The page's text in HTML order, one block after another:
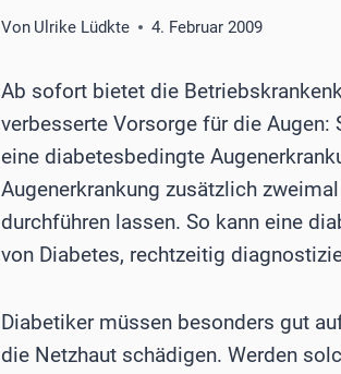
Von Ulrike Lüdkte 4. Februar 2009
Ab sofort bietet die
verbesserte Vorsorge für die
eine diabetesbedingte
Augenerkrankung zusätzlich
durchführen lassen. So kann eine
von Diabetes, rechtzeitig
Diabetiker müssen besonders gut
die Netzhaut schädigen. Werden